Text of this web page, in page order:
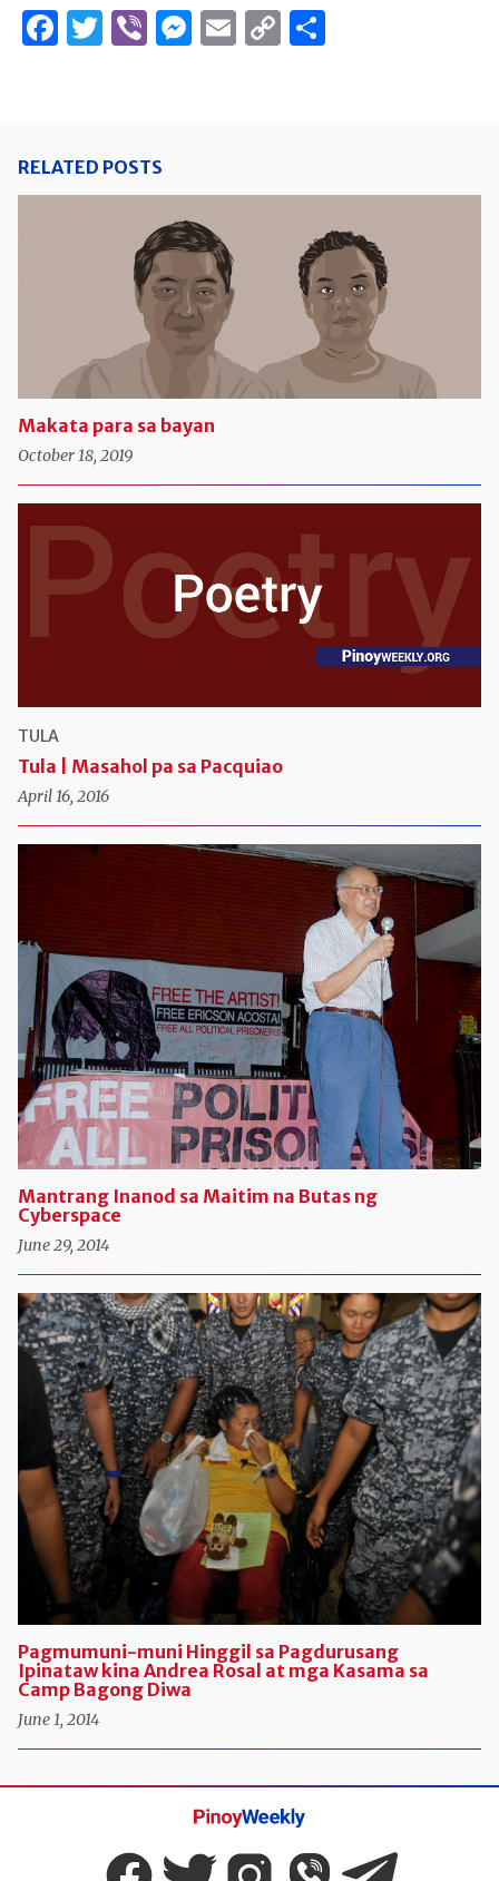
Facebook
Twitter
ViberMessenger
Email
Copy
RELATED POSTS
Makata para sa bayan
October 18, 2019
TULA
Tula | Masahol pa sa Pacquiao
April 16, 2016
Mantrang Inanod sa Maitim na Butas ng
Cyberspace
June 29, 2014
Pagmumuni-muni Hinggil sa Pagdurusang
Ipinataw kina Andrea Rosal at mga Kasama sa
Camp Bagong Diwa
June 1, 2014
Pinoy
Weekly